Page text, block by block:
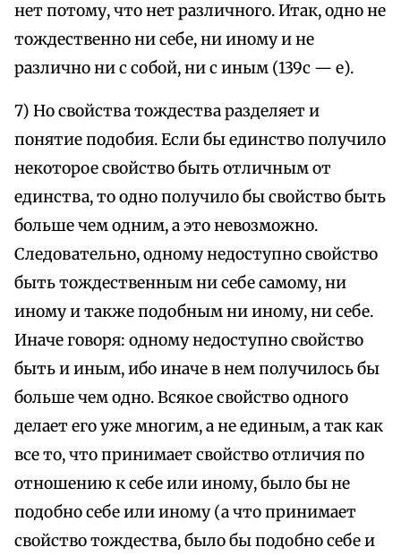
нет потому, что нет различного. Итак, одно не
тождественно ни себе, ни иному и не
различно ни с собой, ни с иным (139с — е).
7) Но свойства тождества разделяет и
понятие подобия. Если бы единство получило
некоторое свойство быть отличным от
единства, то одно получило бы свойство быть
больше чем одним, а это невозможно.
Следовательно, одному недоступно свойство
быть тождественным ни себе самому, ни
иному и также подобным ни иному, ни себе.
Иначе говоря: одному недоступно свойство
быть и иным, ибо иначе в нем получилось бы
больше чем одно. Всякое свойство одного
делает его уже многим, а не единым, а так как
все то, что принимает свойство отличия по
отношению к себе или иному, было бы не
подобно себе или иному (а что принимает
свойство тождества, было бы подобно себе и